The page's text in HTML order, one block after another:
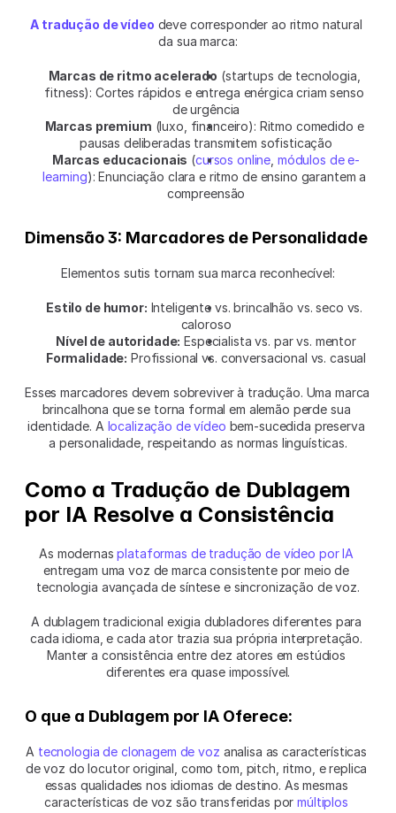
A tradução de vídeo deve corresponder ao ritmo natural
da sua marca:
Marcas de ritmo acelerado (startups de tecnologia,
fitness): Cortes rápidos e entrega enérgica criam senso
de urgência
Marcas premium (luxo, financeiro): Ritmo comedido e
pausas deliberadas transmitem sofisticação
Marcas educacionais (cursos online módulos de e-
learning): Enunciação clara e ritmo de ensino garantem a
compreensão
Dimensão 3: Marcadores de Personalidade
Elementos sutis tornam sua marca reconhecível:
Estilo de humor: Inteligente vs. brincalhão vs. seco vs.
caloroso
Nível de autoridade: Especialista vs. par vs. mentor
Formalidade: Profissional vs. conversacional vs. casual
Esses marcadores devem sobreviver à tradução. Uma marca
brincalhona que se torna formal em alemão perde sua
identidade. A localização de vídeo bem-sucedida preserva
a personalidade, respeitando as normas linguísticas.
Como a Tradução de Dublagem
por IA Resolve a Consistência
As modernas plataformas de tradução de vídeo por IA
entregam uma voz de marca consistente por meio de
tecnologia avançada de síntese e sincronização de voz.
A dublagem tradicional exigia dubladores diferentes para
cada idioma, e cada ator trazia sua própria interpretação.
Manter a consistência entre dez atores em estúdios
diferentes era quase impossível.
O que a Dublagem por IA Oferece:
A tecnologia de clonagem de voz analisa as características
de voz do locutor original, como tom, pitch, ritmo, e replica
essas qualidades nos idiomas de destino. As mesmas
características de voz são transferidas por múltiplos